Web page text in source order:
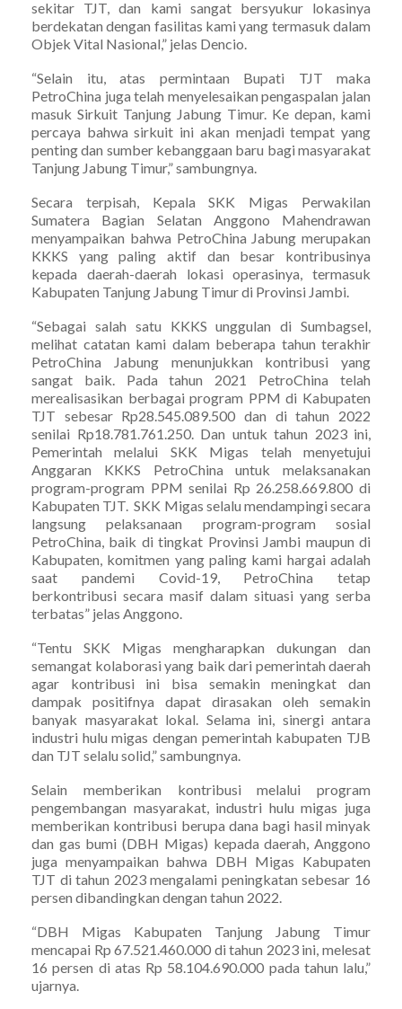
sekitar TJT, dan kami sangat bersyukur lokasinya
berdekatan dengan fasilitas kami yang termasuk dalam
Objek Vital Nasional,” jelas Dencio.
“Selain itu, atas permintaan Bupati TJT maka
PetroChina juga telah menyelesaikan pengaspalan jalan
masuk Sirkuit Tanjung Jabung Timur. Ke depan, kami
percaya bahwa sirkuit ini akan menjadi tempat yang
penting dan sumber kebanggaan baru bagi masyarakat
Tanjung Jabung Timur,” sambungnya.
Secara terpisah, Kepala SKK Migas Perwakilan
Sumatera Bagian Selatan Anggono Mahendrawan
menyampaikan bahwa PetroChina Jabung merupakan
KKKS yang paling aktif dan besar kontribusinya
kepada daerah-daerah lokasi operasinya, termasuk
Kabupaten Tanjung Jabung Timur di Provinsi Jambi.
“Sebagai salah satu KKKS unggulan di Sumbagsel,
melihat catatan kami dalam beberapa tahun terakhir
PetroChina Jabung menunjukkan kontribusi yang
sangat baik. Pada tahun 2021 PetroChina telah
merealisasikan berbagai program PPM di Kabupaten
TJT sebesar Rp28.545.089.500 dan di tahun 2022
senilai Rp18.781.761.250. Dan untuk tahun 2023 ini,
Pemerintah melalui SKK Migas telah menyetujui
Anggaran KKKS PetroChina untuk melaksanakan
program-program PPM senilai Rp 26.258.669.800 di
Kabupaten TJT. SKK Migas selalu mendampingi secara
langsung pelaksanaan program-program sosial
PetroChina, baik di tingkat Provinsi Jambi maupun di
Kabupaten, komitmen yang paling kami hargai adalah
saat pandemi Covid-19, PetroChina tetap
berkontribusi secara masif dalam situasi yang serba
terbatas” jelas Anggono.
“Tentu SKK Migas mengharapkan dukungan dan
semangat kolaborasi yang baik dari pemerintah daerah
agar kontribusi ini bisa semakin meningkat dan
dampak positifnya dapat dirasakan oleh semakin
banyak masyarakat lokal. Selama ini, sinergi antara
industri hulu migas dengan pemerintah kabupaten TJB
dan TJT selalu solid,” sambungnya.
Selain memberikan kontribusi melalui program
pengembangan masyarakat, industri hulu migas juga
memberikan kontribusi berupa dana bagi hasil minyak
dan gas bumi (DBH Migas) kepada daerah, Anggono
juga menyampaikan bahwa DBH Migas Kabupaten
TJT di tahun 2023 mengalami peningkatan sebesar 16
persen dibandingkan dengan tahun 2022.
“DBH Migas Kabupaten Tanjung Jabung Timur
mencapai Rp 67.521.460.000 di tahun 2023 ini, melesat
16 persen di atas Rp 58.104.690.000 pada tahun lalu,”
ujarnya.